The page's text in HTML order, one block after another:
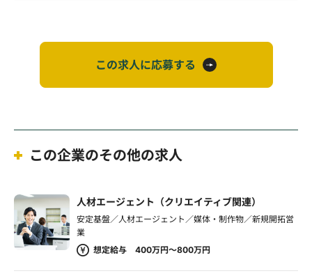
この求人に応募する
この企業のその他の求人
人材エージェント（クリエイティブ関連）
安定基盤／人材エージェント／媒体・制作物／新規開拓営
業
想定給与 400万円～800万円